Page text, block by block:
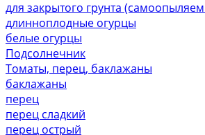
для закрытого грунта
длинноплодные огурцы
белые огурцы
Подсолнечник
Томаты, перец, баклажаны
баклажаны
перец
перец сладкий
перец острый